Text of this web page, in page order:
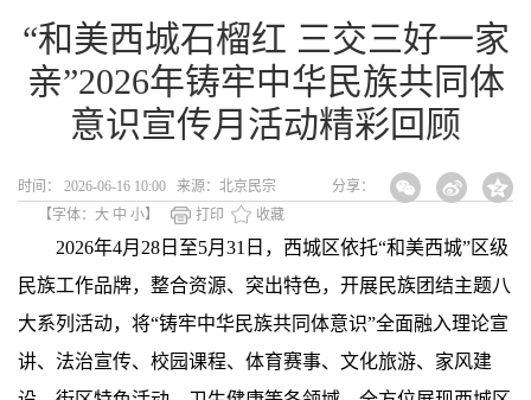
“和美西城石榴红 三交三好一家
亲”2026年铸牢中华民族共同体
意识宣传月活动精彩回顾
时间： 2026-06-16 10:00 来源：北京民宗
分享：
【字体： 大 中 小】 打印 收藏
2026年4月28日至5月31日，西城区依托“和美西城”区级
民族工作品牌，整合资源、突出特色，开展民族团结主题八
大系列活动，将“铸牢中华民族共同体意识”全面融入理论宣
讲、法治宣传、校园课程、体育赛事、文化旅游、家风建